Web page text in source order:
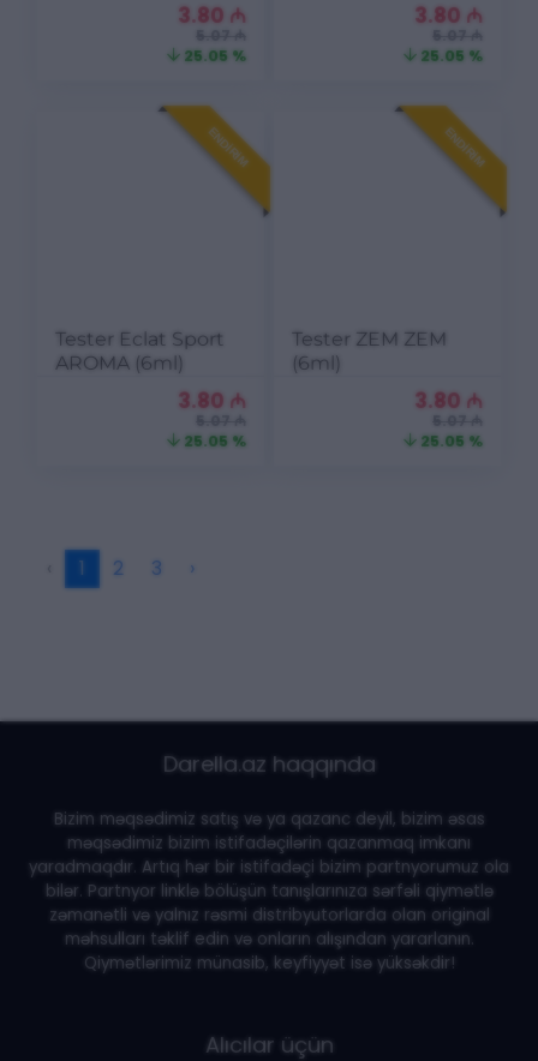
3.80 ₼
5.07 ₼
25.05 %
3.80 ₼
5.07 ₼
25.05 %
ENDIRIM
Tester Eclat Sport
AROMA (6ml)
3.80 ₼
5.07 ₼
25.05 %
ENDIRIM
Tester ZEM ZEM
(6ml)
3.80 ₼
5.07 ₼
25.05 %
1 2 3 ›
Darella.az haqqında
Bizim məqsədimiz satış və ya qazanc deyil, bizim əsas
məqsədimiz bizim istifadəçilərin qazanmaq imkanı
yaradmaqdır. Artıq hər bir istifadəçi bizim partnyorumuz ola
bilər. Partnyor linklə bölüşün tanışlarınıza sərfəli qiymətlə
zəmanətli və yalnız rəsmi distribyutorlarda olan original
məhsulları təklif edin və onların alışından yararlanın.
Qiymətlərimiz münasib, keyfiyyət isə yüksəkdir!
Alıcılar üçün